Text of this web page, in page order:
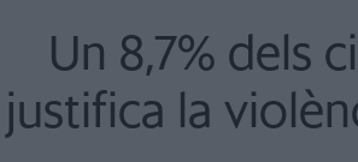
Un 8,7% dels
justifica la